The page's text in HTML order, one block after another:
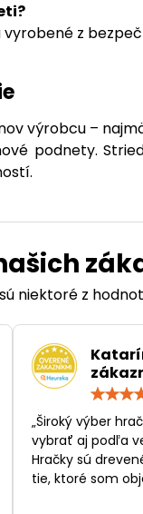
vyrobené z
výrobcu –
podnety.
niektoré z
„Široký výber
vybrať aj podľa
Hračky sú
tie, ktoré som